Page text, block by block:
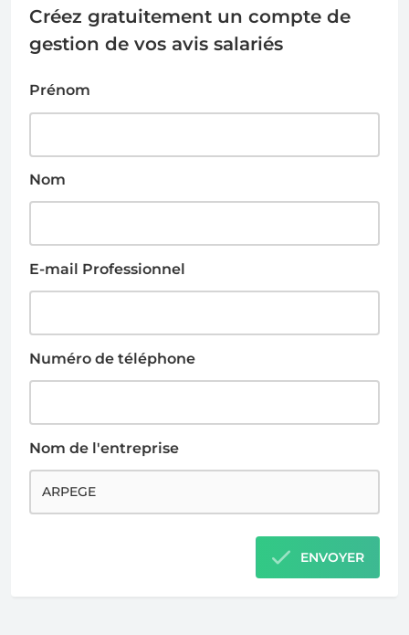
Créez gratuitement un compte de
gestion de vos avis salariés
Prénom
Nom
E-mail Professionnel
Numéro de téléphone
Nom de l'entreprise
ENVOYER